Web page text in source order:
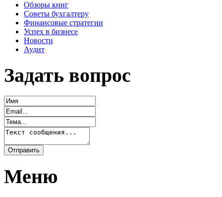
Обзоры книг
Советы бухгалтеру
Финансовые стратегии
Успех в бизнесе
Новости
Аудит
Задать вопрос
Меню